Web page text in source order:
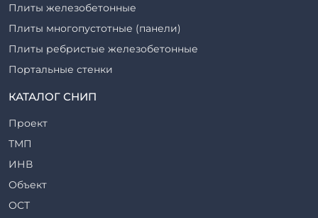
Плиты железобетонные
Плиты многопустотные (панели)
Плиты ребристые железобетонные
Портальные стенки
Прогоны железобетонные
Ригели железобетонные
Сваи железобетонные
Стеновые блоки
Стойки железобетонные
Столбы железобетонные
КАТАЛОГ СНИП
Проект
ТМП
ИНВ
Объект
ОСТ